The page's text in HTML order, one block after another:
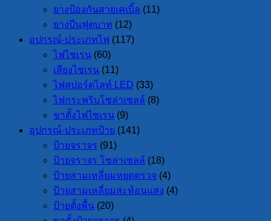
ยางป้องกันสายเคเบิ้ล (11)
ยางปีนฟุตบาท (12)
อุปกรณ์-ประเภทไฟ (117)
ไฟไซเรน (60)
เสียงไซเรน (11)
ไฟสปอร์ตไลท์ LED (33)
ไฟกระพริบโซล่าเซลล์ (8)
ขาตั้งไฟไซเรน (9)
อุปกรณ์-ประเภทป้าย (141)
ป้ายจราจร (91)
ป้ายจราจร โซล่าเซลล์ (18)
ป้ายสามเหลี่ยมหยุดตรวจ (4)
ป้ายสามเหลี่ยมสะท้อนแสง (4)
ป้ายตั้งพื้น (20)